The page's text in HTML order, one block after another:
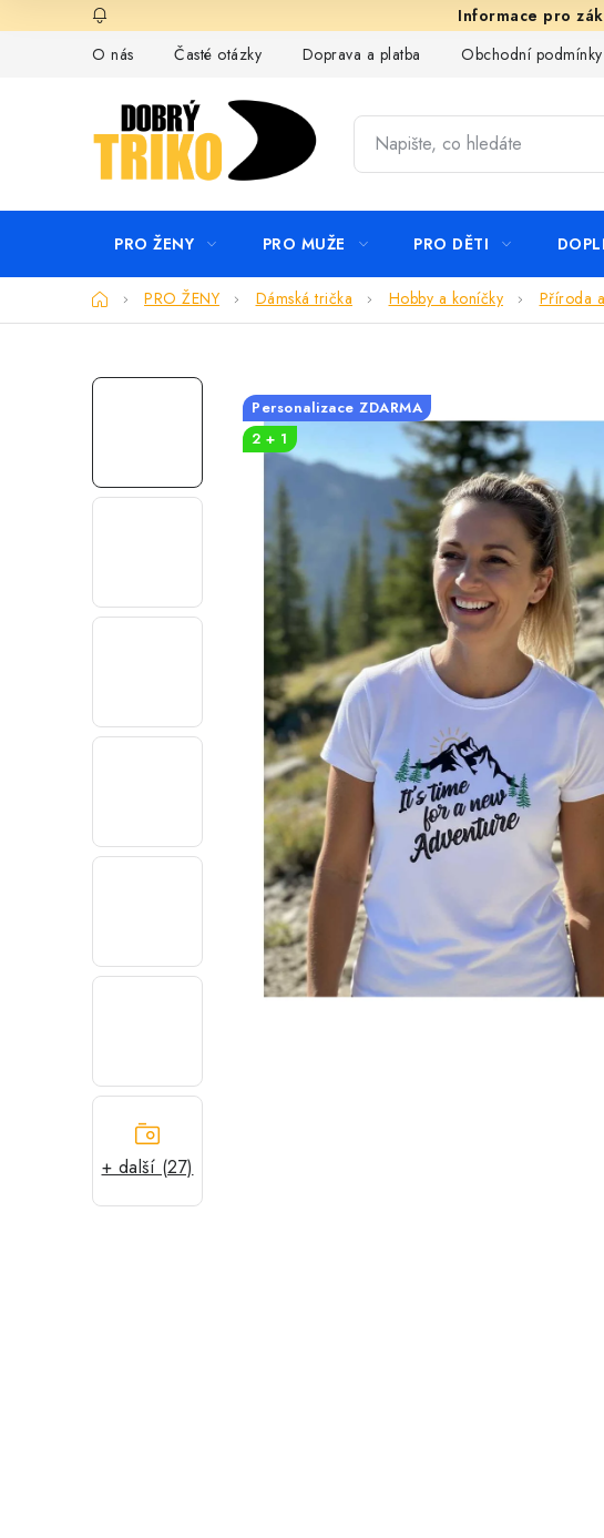
na
O nás
Časté otázky Doprava a platba Obchodní podmínky
PRO ŽENY PRO MUŽE PRO DĚTI
DomůPRO ŽENY Dámská trička Hobby a koníčky Příroda
+ další (27)
Personalizace ZDARMA
2 + 1